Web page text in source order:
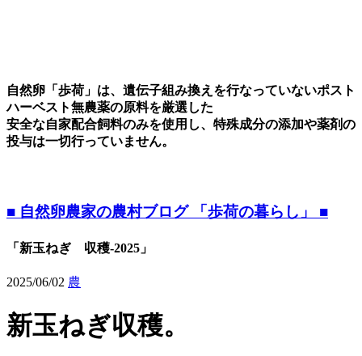
自然卵「歩荷」は、遺伝子組み換えを行なっていないポスト
ハーベスト無農薬の原料を厳選した
安全な自家配合飼料のみを使用し、特殊成分の添加や薬剤の
投与は一切行っていません。
■ 自然卵農家の農村ブログ 「歩荷の暮らし」 ■
「新玉ねぎ 収穫-2025」
2025/06/02 農
新玉ねぎ収穫。